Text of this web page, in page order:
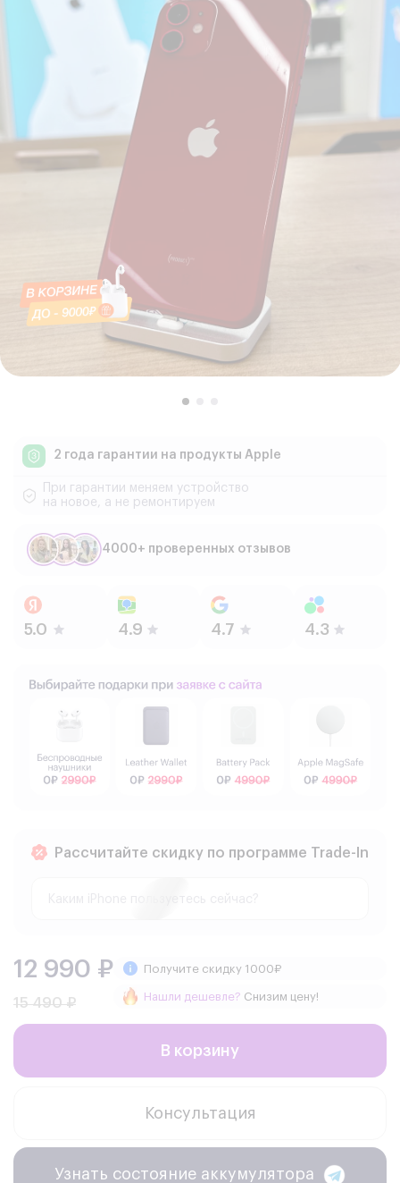
2 года гарантии на продукты Apple
При гарантии меняем устройство
на новое, а не ремонтируем
4000+ проверенных отзывов
Рассчитайте скидку по программе Trade-In
12 990 ₽
15 490 ₽
Получите скидку 1000₽
Нашли дешевле? Снизим цену!
В корзину
Консультация
Узнать состояние аккумулятора